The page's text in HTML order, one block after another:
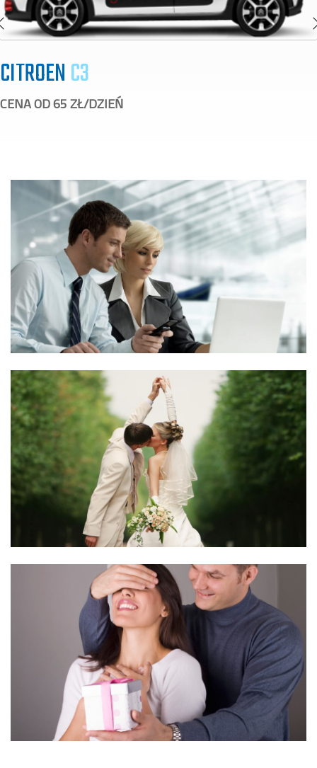
CITROENC3
CENA OD 65 ZŁ/DZIEŃ